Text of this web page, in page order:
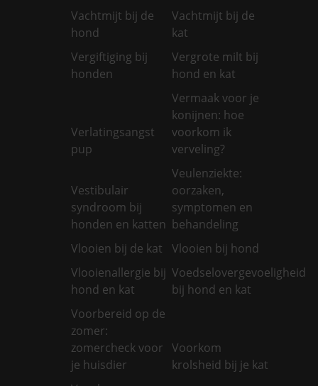
Vachtmijt bij de
hond
Vachtmijt bij de
kat
Vergiftiging bij
honden
Vergrote milt bij
hond en kat
Verlatingsangst
pup
Vermaak voor je
konijnen: hoe
voorkom ik
verveling?
Vestibulair
syndroom bij
honden en katten
Veulenziekte:
oorzaken,
symptomen en
behandeling
Vlooien bij de kat
Vlooien bij hond
Vlooienallergie bij
hond en kat
Voedselovergevoeligheid
bij hond en kat
Voorbereid op de
zomer:
zomercheck voor
je huisdier
Voorkom
krolsheid bij je kat